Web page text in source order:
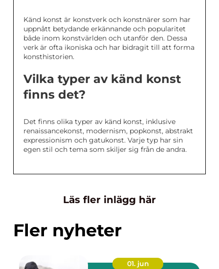
Känd konst är konstverk och konstnärer som har
uppnått betydande erkännande och popularitet
både inom konstvärlden och utanför den. Dessa
verk är ofta ikoniska och har bidragit till att forma
konsthistorien.
Vilka typer av känd konst
finns det?
Det finns olika typer av känd konst, inklusive
renaissancekonst, modernism, popkonst, abstrakt
expressionism och gatukonst. Varje typ har sin
egen stil och tema som skiljer sig från de andra.
Läs fler inlägg här
Fler nyheter
01. jun